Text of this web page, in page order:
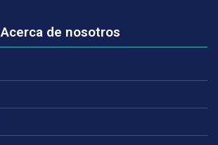
Acerca de nosotros